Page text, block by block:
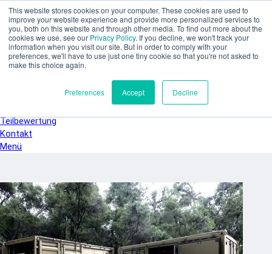
This website stores cookies on your computer. These cookies are used to
improve your website experience and provide more personalized services to
you, both on this website and through other media. To find out more about the
cookies we use, see our Privacy Policy. If you decline, we won't track your
information when you visit our site. But in order to comply with your
preferences, we'll have to use just one tiny cookie so that you're not asked to
make this choice again.
Preferences Accept Decline
Zum Hauptinhalt springen
SPEE3D
Deutsch
English
Español
Français
Teilbewertung
Kontakt
Menü